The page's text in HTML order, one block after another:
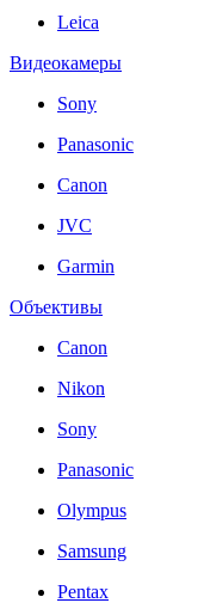
Leica
Видеокамеры
Sony
Panasonic
Canon
JVC
Garmin
Объективы
Canon
Nikon
Sony
Panasonic
Olympus
Samsung
Pentax